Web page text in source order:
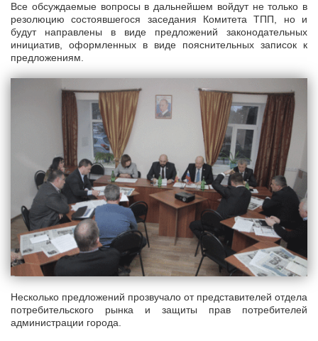
Все обсуждаемые вопросы в дальнейшем войдут не только в
резолюцию состоявшегося заседания Комитета ТПП, но и
будут направлены в виде предложений законодательных
инициатив, оформленных в виде пояснительных записок к
предложениям.
Несколько предложений прозвучало от представителей отдела
потребительского рынка и защиты прав потребителей
администрации города.